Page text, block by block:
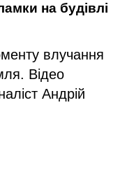
на будівлі
влучання
Відео
Андрій